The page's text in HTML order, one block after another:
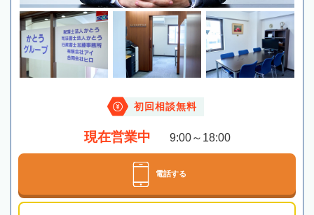
初回相談無料
現在営業中 9:00～18:00
電話する